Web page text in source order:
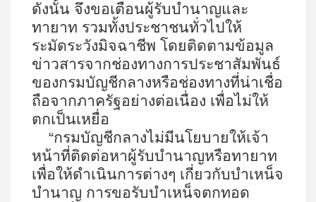
ดังนั้น จึงขอเตือนผู้รับบำนาญและ
ทายาท รวมทั้งประชาชนทั่วไปให้
ระมัดระวังมิจฉาชีพ โดยติดตามข้อมูล
ข่าวสารจากช่องทางการประชาสัมพันธ์
ของกรมบัญชีกลางหรือช่องทางที่น่าเชื่อ
ถือจากภาครัฐอย่างต่อเนื่อง เพื่อไม่ให้
ตกเป็นเหยื่อ
“กรมบัญชีกลางไม่มีนโยบายให้เจ้า
หน้าที่ติดต่อหาผู้รับบำนาญหรือทายาท
เพื่อให้ดำเนินการต่างๆ เกี่ยวกับบำเหน็จ
บำนาญ การขอรับบำเหน็จตกทอด